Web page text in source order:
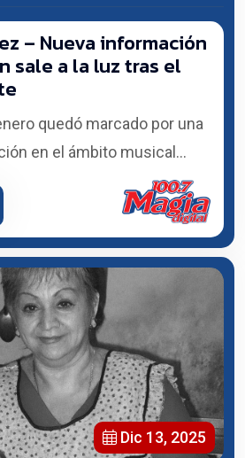
– Nueva información
sale a la luz tras el
quedó marcado por una
en el ámbito musical...
Dic 13, 2025